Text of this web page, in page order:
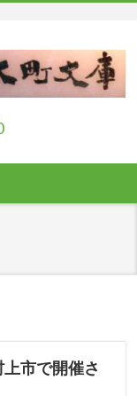
市で開催さ